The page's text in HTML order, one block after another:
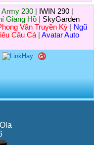
Army 230 IWIN 290
Giang Hồ
SkyGarden
Vân Truyền Kỳ
Ngũ
Câu Cá
Avatar Auto